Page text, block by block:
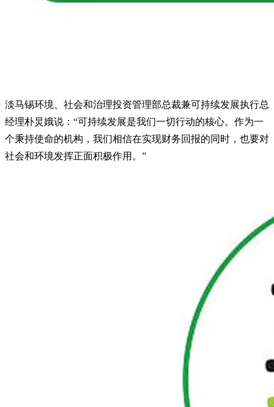
淡马锡环境、社会和治理投资管理部总裁兼可持续发展执行总
经理朴炅娥说：“可持续发展是我们一切行动的核心。作为一
个秉持使命的机构，我们相信在实现财务回报的同时，也要对
社会和环境发挥正面积极作用。”